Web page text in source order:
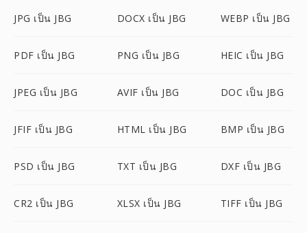
JPG เป็น JBG DOCX เป็น JBG WEBP เป็น JBG
PDF เป็น JBG PNG เป็น JBG HEIC เป็น JBG
JPEG เป็น JBG AVIF เป็น JBG DOC เป็น JBG
JFIF เป็น JBG HTML เป็น JBG BMP เป็น JBG
PSD เป็น JBG TXT เป็น JBG DXF เป็น JBG
CR2 เป็น JBG XLSX เป็น JBG TIFF เป็น JBG